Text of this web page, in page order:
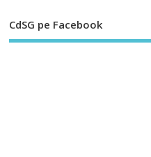
CdSG pe Facebook